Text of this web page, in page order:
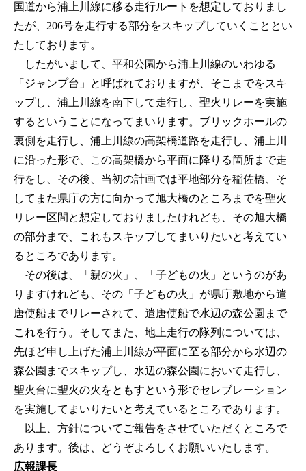
国道から浦上川線に移る走行ルートを想定しておりまし
たが、206号を走行する部分をスキップしていくこととい
たしております。
したがいまして、平和公園から浦上川線のいわゆる
「ジャンプ台」と呼ばれておりますが、そこまでをスキ
ップし、浦上川線を南下して走行し、聖火リレーを実施
するということになってまいります。ブリックホールの
裏側を走行し、浦上川線の高架橋道路を走行し、浦上川
に沿った形で、この高架橋から平面に降りる箇所まで走
行をし、その後、当初の計画では平地部分を稲佐橋、そ
してまた県庁の方に向かって旭大橋のところまでを聖火
リレー区間と想定しておりましたけれども、その旭大橋
の部分まで、これもスキップしてまいりたいと考えてい
るところであります。
その後は、「親の火」、「子どもの火」というのがあ
りますけれども、その「子どもの火」が県庁敷地から遣
唐使船までリレーされて、遣唐使船で水辺の森公園まで
これを行う。そしてまた、地上走行の隊列については、
先ほど申し上げた浦上川線が平面に至る部分から水辺の
森公園までスキップし、水辺の森公園において走行し、
聖火台に聖火の火をともすという形でセレブレーション
を実施してまいりたいと考えているところであります。
以上、方針についてご報告をさせていただくところで
あります。後は、どうぞよろしくお願いいたします。
広報課長